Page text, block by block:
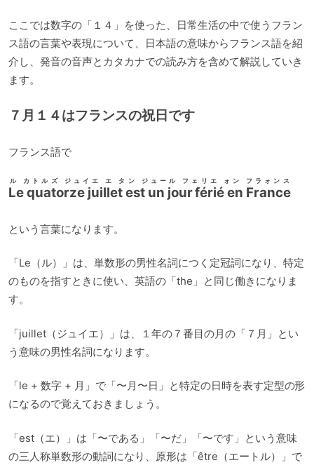
ここでは数字の「１４」を使った、日常生活の中で使うフラン
ス語の言葉や表現について、日本語の意味からフランス語を紹
介し、発音の音声とカタカナでの読み方を含めて解説していき
ます。
７月１４はフランスの祝日です
フランス語で
Le quatorze juillet est un jour férié en France
ル カトルズ ジュイエ エ タン ジュール フェリエ ォン フラォンス
という言葉になります。
「Le（ル）」は、単数形の男性名詞につく定冠詞になり、特定
のものを指すときに使い、英語の「the」と同じ働きになりま
す。
「juillet（ジュイエ）」は、１年の７番目の月の「７月」とい
う意味の男性名詞になります。
「le + 数字 + 月」で「〜月〜日」と特定の日時を表す定型の形
になるので覚えておきましょう。
「est（エ）」は「〜である」「〜だ」「〜です」という意味
の三人称単数形の動詞になり、原形は「être（エートル）」で